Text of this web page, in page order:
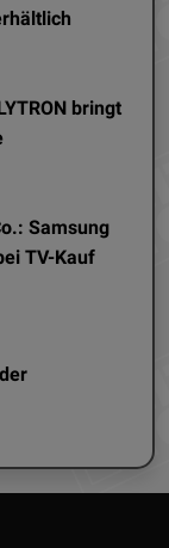
bringt
Samsung
TV-Kauf